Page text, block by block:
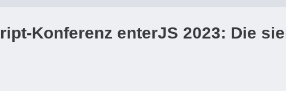
Konferenz enterJS 2023: Die